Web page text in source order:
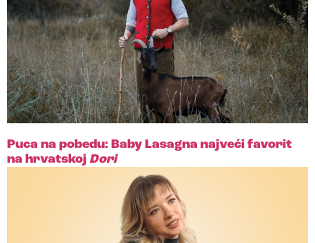
Puca na pobedu: Baby Lasagna najveći favorit
na hrvatskoj Dori